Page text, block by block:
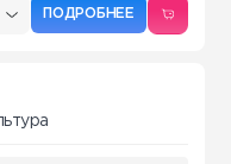
ПОДРОБНЕЕ